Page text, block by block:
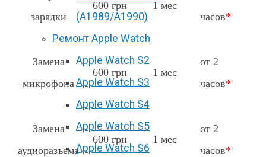
(А1989/A1990)
Ремонт Apple Watch
Apple Watch S2
Apple Watch S3
Apple Watch S4
Apple Watch S5
Apple Watch S6
зарядки
600 грн 1 мес
часов*
Замена
микрофона
600 грн 1 мес
от 2
часов*
Замена
аудиоразъема
600 грн 1 мес
от 2
часов*